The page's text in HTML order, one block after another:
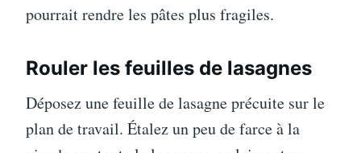
pourrait rendre les pâtes plus fragiles.
Rouler les feuilles de lasagnes
Déposez une feuille de lasagne précuite sur le
plan de travail. Étalez un peu de farce à la